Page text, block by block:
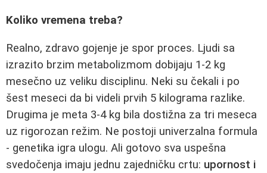
Koliko vremena treba?
Realno, zdravo gojenje je spor proces. Ljudi sa
izrazito brzim metabolizmom dobijaju 1-2 kg
mesečno uz veliku disciplinu. Neki su čekali i po
šest meseci da bi videli prvih 5 kilograma razlike.
Drugima je meta 3-4 kg bila dostižna za tri meseca
uz rigorozan režim. Ne postoji univerzalna formula
- genetika igra ulogu. Ali gotovo sva uspešna
svedočenja imaju jednu zajedničku crtu: upornost i